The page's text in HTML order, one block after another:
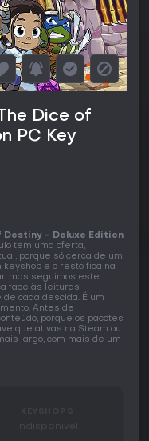
Dice of
PC Key
Destiny - Deluxe Edition
tem uma oferta,
porque só cerca de um
e o resto fica na
mas seguimos este
face às leituras
cada descida. É um
Antes de
porque os pacotes
que ativas na Steam ou
largo, com mais de um
Indisponível